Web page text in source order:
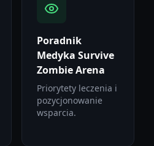
Poradnik
Medyka Survive
Zombie Arena
Priorytety leczenia i
pozycjonowanie
wsparcia.